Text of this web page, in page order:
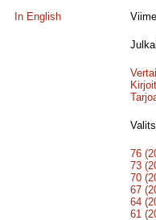
In English
76
73
70
67
64
61